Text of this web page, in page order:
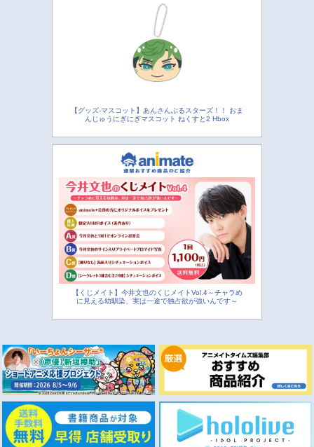
【グッズ-マスコット】あんさんぶるスターズ！！ おま
んじゅうにぎにぎマスコット ねくすと2 Hbox
【くじメイト】今井文也のくじメイトVol.4～チャラめ
に見える幼馴染、実は一途で独占欲が強いんです～